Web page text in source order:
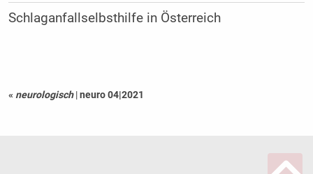
Schlaganfallselbsthilfe in Österreich
« neurologisch |neuro 04|2021